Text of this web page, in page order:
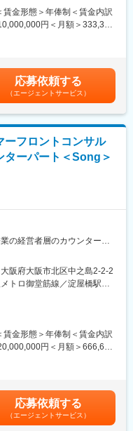
フラの運用・保守・拡張
ビスデスク及び基幹系・研
ます。
異なります。）
りと現場で活躍できる体制を
同組織だからこそ！）
装できるフェーズまで）
ビスを提供しています。
最先端のテクノロジーを活
ションの業務管理及び改善
的に運営しつつ、生産性を
の役割を担っていただく想
ェクトリーダー）として業
コンサルティングを行いま
ェクトにおけるオペレーシ
任を持ちます。オペレーシ
イナンスを含め全体責任を
、コスト・スコープ・品
提案・要員管理等の責任者
ニケーションをとり報告の
コンサルタント候補）
オペレーションチームのオ
コミュニケーションをとり
もとに改善施策を実行し、
いただきます。
金形態＞年俸制＜賃金内訳
円＜月額＞333,333
金額であり、選考を通じて
)は固定手当を含めた表記で
応募依頼する
（エージェントサービス）
ーフロントコンサル
ーパート＜Song＞
の経営者層のカウンターパ
戦略、ブランド戦略、マー
改革、顧客体験改革
義、それに基づくターゲッ
の明確化・市場規模概算
マルチチャネルでのコミュ
験・共感を生み出す既存事
構想立案
ータ基盤戦略、カスタマー
源配賦含めたガバナンス改
阪府大阪市北区中之島2-2-2
トロ御堂筋線／淀屋橋駅受
：無
金形態＞年俸制＜賃金内訳
円＜月額＞666,666
て上下する可能性がありま
記です。
応募依頼する
（エージェントサービス）